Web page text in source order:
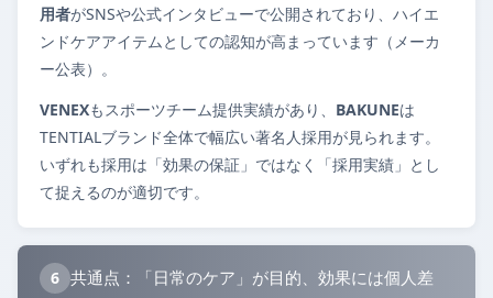
用者がSNSや公式インタビューで公開されており、ハイエ
ンドケアアイテムとしての認知が高まっています（メーカ
ー公表）。
VENEXもスポーツチーム提供実績があり、 BAKUNEは
TENTIALブランド全体で幅広い著名人採用が見られます。
いずれも採用は「効果の保証」ではなく「採用実績」とし
て捉えるのが適切です。
6 共通点：「日常のケア」が目的、効果には個人差